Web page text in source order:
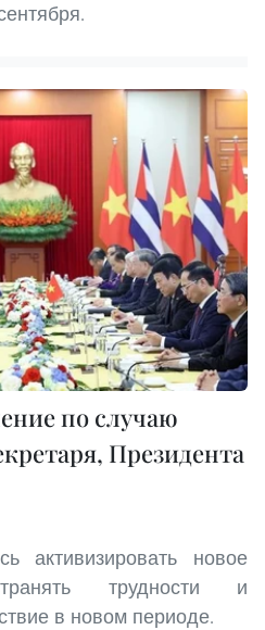
по случаю
Президента
активизировать новое
трудности и
в новом периоде.